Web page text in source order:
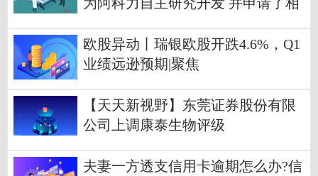
为阿科力自主研究开发 并申请了相
欧股异动丨瑞银欧股开跌4.6%，Q1
业绩远逊预期|聚焦
【天天新视野】东莞证券股份有限
公司上调康泰生物评级
夫妻一方透支信用卡逾期怎么办?信